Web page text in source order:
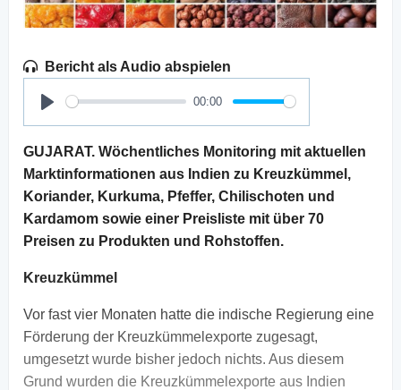
Bericht als Audio abspielen
Play
00:00
GUJARAT. Wöchentliches Monitoring mit aktuellen
Marktinformationen aus Indien zu Kreuzkümmel,
Koriander, Kurkuma, Pfeffer, Chilischoten und
Kardamom sowie einer Preisliste mit über 70
Preisen zu Produkten und Rohstoffen.
Kreuzkümmel
Vor fast vier Monaten hatte die indische Regierung eine
Förderung der Kreuzkümmelexporte zugesagt,
umgesetzt wurde bisher jedoch nichts. Aus diesem
Grund wurden die Kreuzkümmelexporte aus Indien